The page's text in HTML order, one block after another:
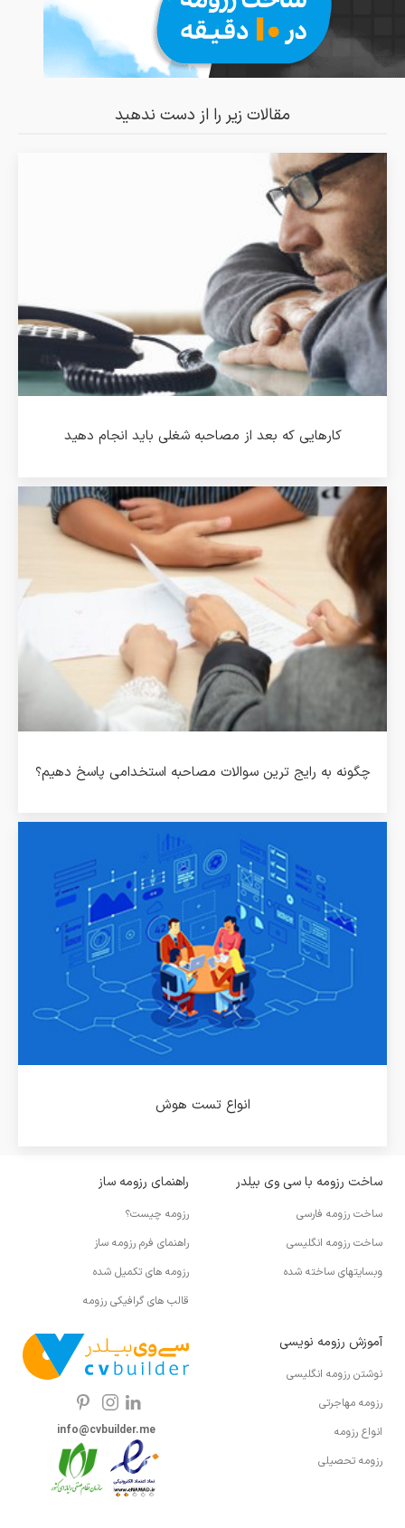
مقالات زیر را از دست ندهید
کارهایی که بعد از مصاحبه شغلی باید انجام دهید
چگونه به رایج ترین سوالات مصاحبه استخدامی پاسخ دهیم؟
انواع تست هوش
ساخت رزومه با سی وی بیلدر
ساخت رزومه فارسی
ساخت رزومه انگلیسی
وبسایتهای ساخته شده
راهنمای رزومه ساز
رزومه چیست؟
راهنمای فرم رزومه ساز
رزومه های تکمیل شده
قالب های گرافیکی رزومه
آموزش رزومه نویسی
نوشتن رزومه انگلیسی
رزومه مهاجرتی
انواع رزومه
رزومه تحصیلی
info@cvbuilder.me